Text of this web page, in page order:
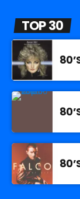
TOP 30